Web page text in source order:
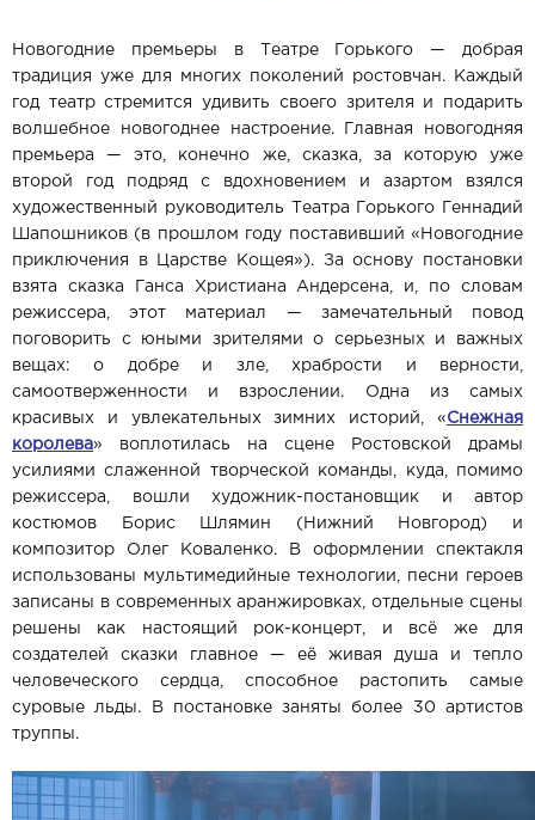
Новогодние премьеры в Театре Горького — добрая
традиция уже для многих поколений ростовчан. Каждый
год театр стремится удивить своего зрителя и подарить
волшебное новогоднее настроение. Главная новогодняя
премьера — это, конечно же, сказка, за которую уже
второй год подряд с вдохновением и азартом взялся
художественный руководитель Театра Горького Геннадий
Шапошников (в прошлом году поставивший «Новогодние
приключения в Царстве Кощея»). За основу постановки
взята сказка Ганса Христиана Андерсена, и, по словам
режиссера, этот материал — замечательный повод
поговорить с юными зрителями о серьезных и важных
вещах: о добре и зле, храбрости и верности,
самоотверженности и взрослении. Одна из самых
красивых и увлекательных зимних историй, «Снежная
королева» воплотилась на сцене Ростовской драмы
усилиями слаженной творческой команды, куда, помимо
режиссера, вошли художник-постановщик и автор
костюмов Борис Шлямин (Нижний Новгород) и
композитор Олег Коваленко. В оформлении спектакля
использованы мультимедийные технологии, песни героев
записаны в современных аранжировках, отдельные сцены
решены как настоящий рок-концерт, и всё же для
создателей сказки главное — её живая душа и тепло
человеческого сердца, способное растопить самые
суровые льды. В постановке заняты более 30 артистов
труппы.